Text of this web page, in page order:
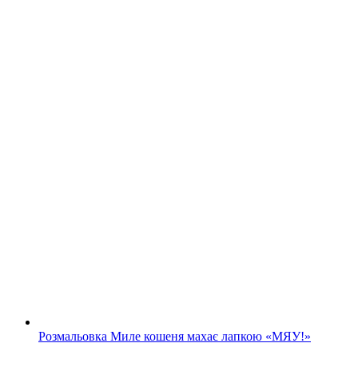
Розмальовка Миле кошеня махає лапкою «МЯУ!»